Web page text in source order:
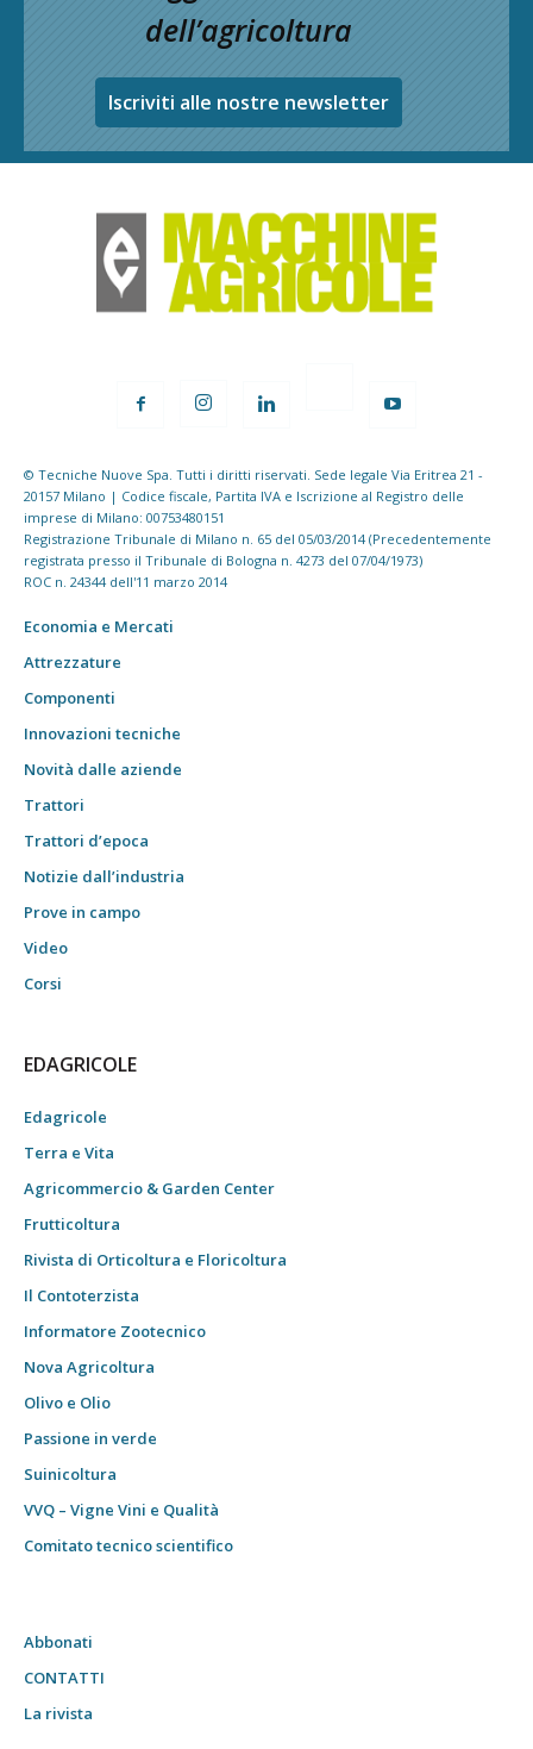
dell’agricoltura
Iscriviti alle nostre newsletter
© Tecniche Nuove Spa. Tutti i diritti riservati. Sede legale Via Eritrea 21 -
20157 Milano | Codice fiscale, Partita IVA e Iscrizione al Registro delle
imprese di Milano: 00753480151
Registrazione Tribunale di Milano n. 65 del 05/03/2014 (Precedentemente
registrata presso il Tribunale di Bologna n. 4273 del 07/04/1973)
ROC n. 24344 dell'11 marzo 2014
Economia e Mercati
Attrezzature
Componenti
Innovazioni tecniche
Novità dalle aziende
Trattori
Trattori d’epoca
Notizie dall’industria
Prove in campo
Video
Corsi
EDAGRICOLE
Edagricole
Terra e Vita
Agricommercio & Garden Center
Frutticoltura
Rivista di Orticoltura e Floricoltura
Il Contoterzista
Informatore Zootecnico
Nova Agricoltura
Olivo e Olio
Passione in verde
Suinicoltura
VVQ – Vigne Vini e Qualità
Comitato tecnico scientifico
Abbonati
CONTATTI
La rivista